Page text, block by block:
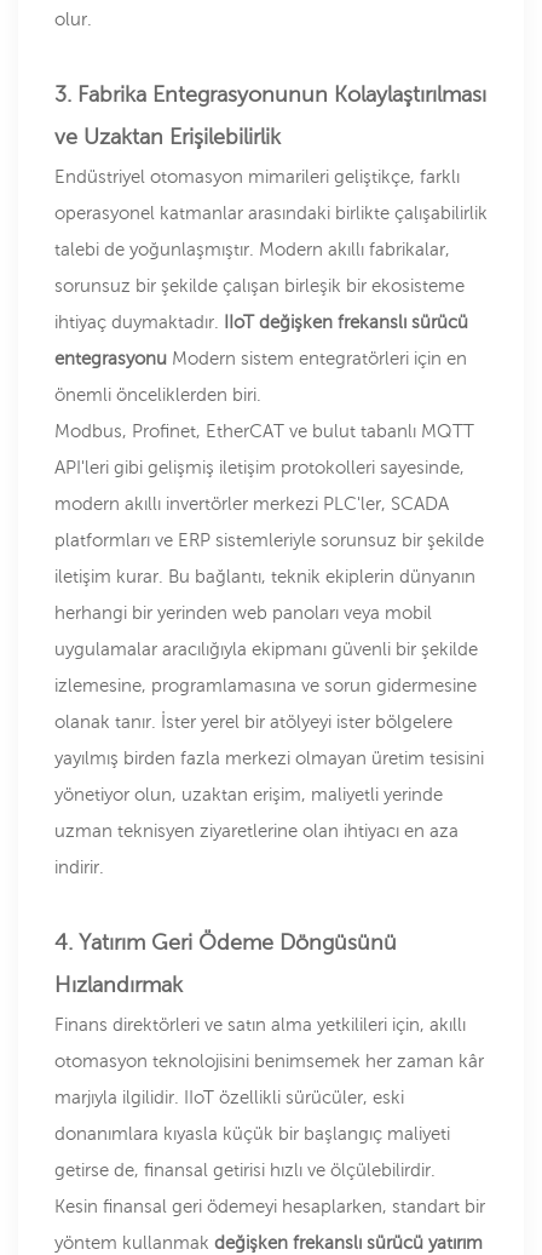
olur.
3. Fabrika Entegrasyonunun Kolaylaştırılması
ve Uzaktan Erişilebilirlik
Endüstriyel otomasyon mimarileri geliştikçe, farklı
operasyonel katmanlar arasındaki birlikte çalışabilirlik
talebi de yoğunlaşmıştır. Modern akıllı fabrikalar,
sorunsuz bir şekilde çalışan birleşik bir ekosisteme
ihtiyaç duymaktadır. IIoT değişken frekanslı sürücü
entegrasyonu Modern sistem entegratörleri için en
önemli önceliklerden biri.
Modbus, Profinet, EtherCAT ve bulut tabanlı MQTT
API'leri gibi gelişmiş iletişim protokolleri sayesinde,
modern akıllı invertörler merkezi PLC'ler, SCADA
platformları ve ERP sistemleriyle sorunsuz bir şekilde
iletişim kurar. Bu bağlantı, teknik ekiplerin dünyanın
herhangi bir yerinden web panoları veya mobil
uygulamalar aracılığıyla ekipmanı güvenli bir şekilde
izlemesine, programlamasına ve sorun gidermesine
olanak tanır. İster yerel bir atölyeyi ister bölgelere
yayılmış birden fazla merkezi olmayan üretim tesisini
yönetiyor olun, uzaktan erişim, maliyetli yerinde
uzman teknisyen ziyaretlerine olan ihtiyacı en aza
indirir.
4. Yatırım Geri Ödeme Döngüsünü
Hızlandırmak
Finans direktörleri ve satın alma yetkilileri için, akıllı
otomasyon teknolojisini benimsemek her zaman kâr
marjıyla ilgilidir. IIoT özellikli sürücüler, eski
donanımlara kıyasla küçük bir başlangıç maliyeti
getirse de, finansal getirisi hızlı ve ölçülebilirdir.
Kesin finansal geri ödemeyi hesaplarken, standart bir
yöntem kullanmak değişken frekanslı sürücü yatırım